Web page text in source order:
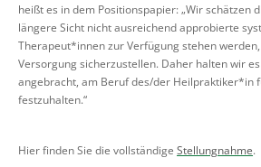
heißt es in dem Positionspapier: „Wir schätzen
längere Sicht nicht ausreichend approbierte
Therapeut*innen zur Verfügung stehen
Versorgungsicherzustellen. Daher halten wir
angebracht, am Beruf des/der Heilpraktiker*in
festzuhalten.“
Hier finden Sie die vollständigeStellungnahme.